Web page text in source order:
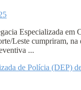
Especializada em
Leste cumpriram, na
...